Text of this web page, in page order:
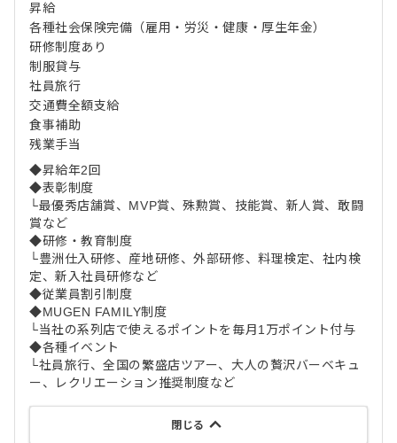
昇給
各種社会保険完備（雇用・労災・健康・厚生年金）
研修制度あり
制服貸与
社員旅行
交通費全額支給
食事補助
残業手当
◆昇給年2回
◆表彰制度
└最優秀店舗賞、MVP賞、殊勲賞、技能賞、新人賞、敢闘
賞など
◆研修・教育制度
└豊洲仕入研修、産地研修、外部研修、料理検定、社内検
定、新入社員研修など
◆従業員割引制度
◆MUGEN FAMILY制度
└当社の系列店で使えるポイントを毎月1万ポイント付与
◆各種イベント
└社員旅行、全国の繁盛店ツアー、大人の贅沢バーベキュ
ー、レクリエーション推奨制度など
閉じる